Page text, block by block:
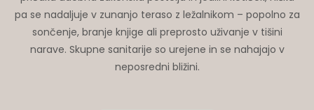
pa se nadaljuje v zunanjo teraso z ležalnikom – popolno za
sončenje, branje knjige ali preprosto uživanje v tišini
narave. Skupne sanitarije so urejene in se nahajajo v
neposredni bližini.